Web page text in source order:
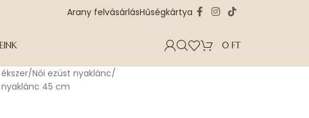
Arany felvásárlásHűségkártya
0 FT
Női ezüst nyaklánc
45 cm